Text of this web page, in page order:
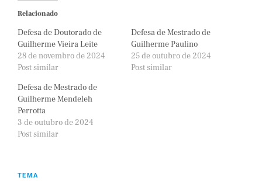
Relacionado
Defesa de Doutorado de
Guilherme Vieira Leite
28 de novembro de 2024
Post similar
Defesa de Mestrado de
Guilherme Paulino
25 de outubro de 2024
Post similar
Defesa de Mestrado de
Guilherme Mendeleh
Perrotta
3 de outubro de 2024
Post similar
TEMA